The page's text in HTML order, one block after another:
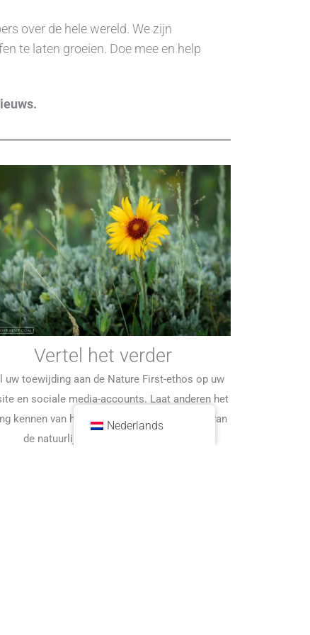
over de hele wereld. We zijn
te laten groeien. Doe mee en help
Vertel het verder
uw toewijding aan de Nature First-ethos op uw
en sociale media-accounts. Laat anderen het
kennen van het behouden en beschermen van
de natuurlijke wereld.
Nederlands